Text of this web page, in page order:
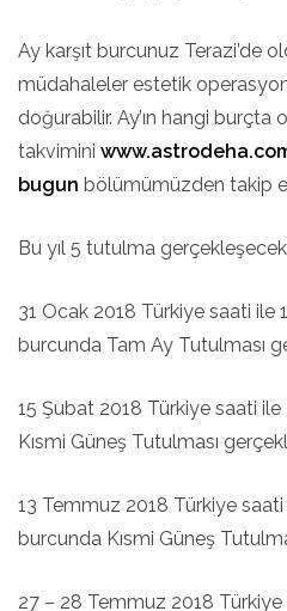
Ay karşıt burcunuz Terazi’de
müdahaleler estetik
doğurabilir. Ay’ın hangi
takvimini
bugun bölümümüzden takip
Bu yıl 5 tutulma gerçekleşecek.
31 Ocak 2018 Türkiye saati ile
burcunda Tam Ay Tutulması
15 Şubat 2018 Türkiye saati
Kısmi Güneş Tutulması
13 Temmuz 2018 Türkiye
burcunda Kısmi Güneş
27 – 28 Temmuz 2018